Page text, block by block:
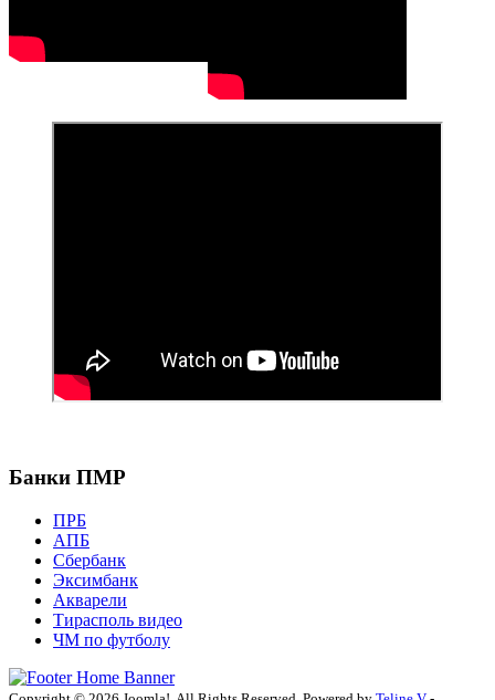
Банки ПМР
ПРБ
АПБ
Сбербанк
Эксимбанк
Акварели
Тирасполь видео
ЧМ по футболу